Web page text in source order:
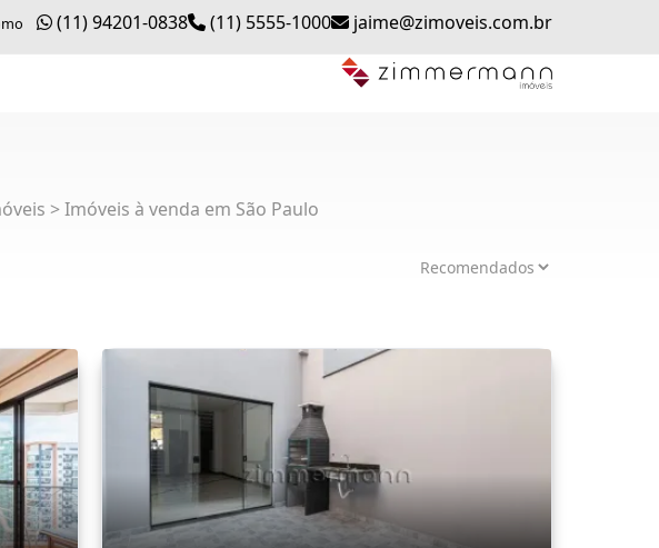
(11) 94201-0838 (11) 5555-1000 jaime@zimoveis.com.br
> Imóveis à venda em São Paulo